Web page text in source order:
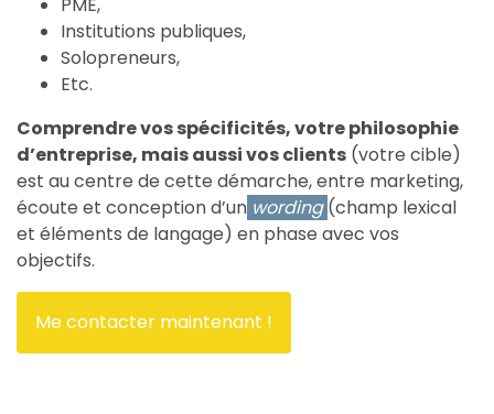
Institutions publiques,
Solopreneurs,
Etc.
Comprendre vos spécificités, votre philosophie
d’entreprise, mais aussi vos clients (votre cible)
est au centre de cette démarche, entre marketing,
écoute et conception d’un wording(champ lexical
et éléments de langage) en phase avec vos
objectifs.
Me contacter maintenant !